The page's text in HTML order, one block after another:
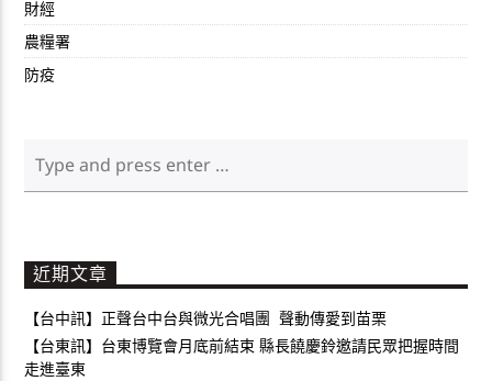
財經
農糧署
防疫
近期文章
【台中訊】正聲台中台與微光合唱團 聲動傳愛到苗栗
【台東訊】台東博覽會月底前結束 縣長饒慶鈴邀請民眾把握時間
走進臺東